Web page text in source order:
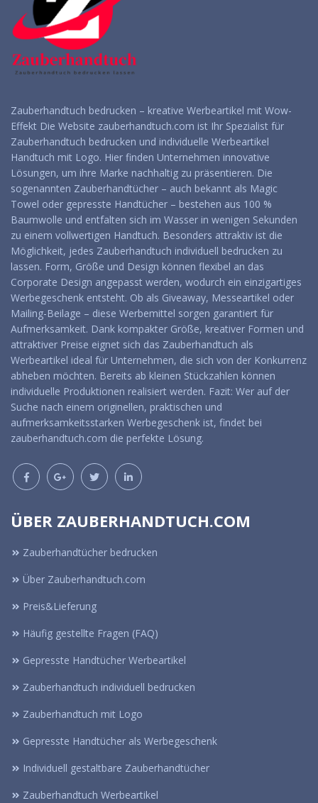
Zauberhandtuch bedrucken – kreative Werbeartikel mit Wow-
Effekt Die Website zauberhandtuch.com ist Ihr Spezialist für
Zauberhandtuch bedrucken und individuelle Werbeartikel
Handtuch mit Logo. Hier finden Unternehmen innovative
Lösungen, um ihre Marke nachhaltig zu präsentieren. Die
sogenannten Zauberhandtücher – auch bekannt als Magic
Towel oder gepresste Handtücher – bestehen aus 100 %
Baumwolle und entfalten sich im Wasser in wenigen Sekunden
zu einem vollwertigen Handtuch. Besonders attraktiv ist die
Möglichkeit, jedes Zauberhandtuch individuell bedrucken zu
lassen. Form, Größe und Design können flexibel an das
Corporate Design angepasst werden, wodurch ein einzigartiges
Werbegeschenk entsteht. Ob als Giveaway, Messeartikel oder
Mailing-Beilage – diese Werbemittel sorgen garantiert für
Aufmerksamkeit. Dank kompakter Größe, kreativer Formen und
attraktiver Preise eignet sich das Zauberhandtuch als
Werbeartikel ideal für Unternehmen, die sich von der Konkurrenz
abheben möchten. Bereits ab kleinen Stückzahlen können
individuelle Produktionen realisiert werden. Fazit: Wer auf der
Suche nach einem originellen, praktischen und
aufmerksamkeitsstarken Werbegeschenk ist, findet bei
zauberhandtuch.com die perfekte Lösung.
ÜBER ZAUBERHANDTUCH.COM
Zauberhandtücher bedrucken
Über Zauberhandtuch.com
Preis&Lieferung
Häufig gestellte Fragen (FAQ)
Gepresste Handtücher Werbeartikel
Zauberhandtuch individuell bedrucken
Zauberhandtuch mit Logo
Gepresste Handtücher als Werbegeschenk
Individuell gestaltbare Zauberhandtücher
Zauberhandtuch Werbeartikel